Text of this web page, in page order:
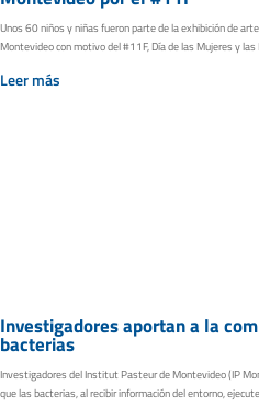
Unos 60 niños y niñas fueron parte de la exhibición de
Montevideo con motivo del #11F, Día de las Mujeres y las
Leer más
Investigadores aportan a la
bacterias
Investigadores del Institut Pasteur de Montevideo (IP
que las bacterias, al recibir información del entorno,